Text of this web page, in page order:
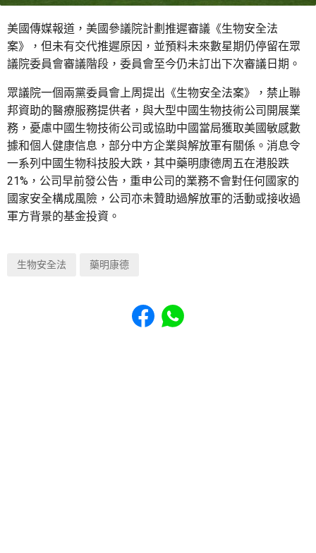
美國傳媒報道，美國參議院計劃推遲審議《生物安全法
案》，但未有交代推遲原因，並預料未來數星期仍停留在眾
議院委員會審議階段，委員會至今仍未訂出下次審議日期。
眾議院一個兩黨委員會上周提出《生物安全法案》，禁止聯
邦資助的醫療服務提供者，與大型中國生物技術公司開展業
務，憂慮中國生物技術公司或協助中國當局獲取美國敏感數
據和個人健康信息，部分中方企業與解放軍有關係。消息令
一系列中國生物科技股大跌，其中藥明康德周五在港股跌
21%，公司早前發公告，重申公司的業務不會對任何國家的
國家安全構成風險，公司亦未贊助過解放軍的活動或接收過
軍方背景的基金投資。
生物安全法 藥明康德
Share to Facebook
Share to WhatsApp